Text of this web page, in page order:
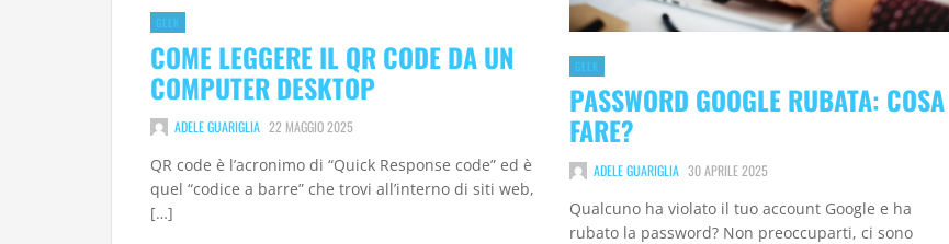
GEEK
COME LEGGERE IL QR CODE DA UN
COMPUTER DESKTOP
ADELE GUARIGLIA 22 MAGGIO 2025
QR code è l’acronimo di “Quick Response code” ed è
quel “codice a barre” che trovi all’interno di siti web,
[…]
GEEK
PASSWORD GOOGLE RUBATA: COSA
FARE?
ADELE GUARIGLIA 30 APRILE 2025
Qualcuno ha violato il tuo account Google e ha
rubato la password? Non preoccuparti, ci sono